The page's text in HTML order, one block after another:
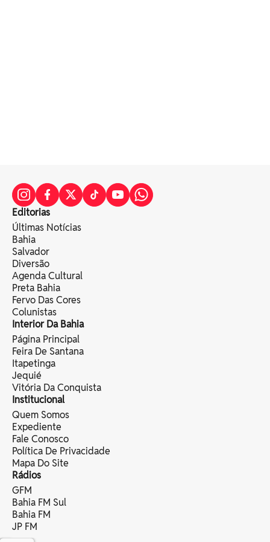
Editorias
Últimas Notícias
Bahia
Salvador
Diversão
Agenda Cultural
Preta Bahia
Fervo Das Cores
Colunistas
Interior Da Bahia
Página Principal
Feira De Santana
Itapetinga
Jequié
Vitória Da Conquista
Institucional
Quem Somos
Expediente
Fale Conosco
Política De Privacidade
Mapa Do Site
Rádios
GFM
Bahia FM Sul
Bahia FM
JP FM